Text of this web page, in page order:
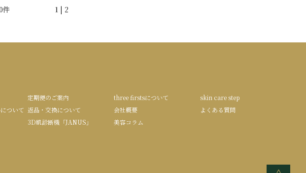
件 1 | 2
定期便のご案内 three firstsについて
skin care step
ついて 返品・交換について 会社概要
よくある質問
3D肌診断機「JANUS」 美容コラム